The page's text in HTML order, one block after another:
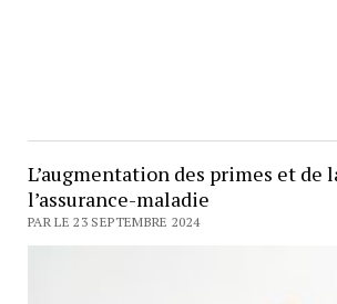
L’augmentation des primes et de
l’assurance-maladie
PAR LE 23 SEPTEMBRE 2024